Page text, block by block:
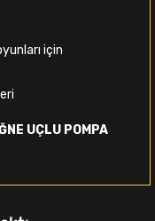
için
UÇLU POMPA